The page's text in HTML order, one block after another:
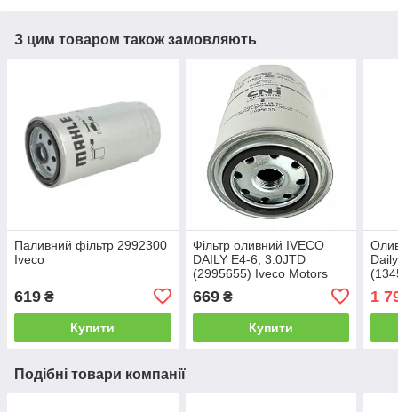
З цим товаром також замовляють
Паливний фільтр 2992300
Iveco
619 ₴
Купити
Фільтр оливний IVECO
DAILY Е4-6, 3.0JTD
(2995655) Iveco Motors
669₴
Купити
1
Подібні товари компанії